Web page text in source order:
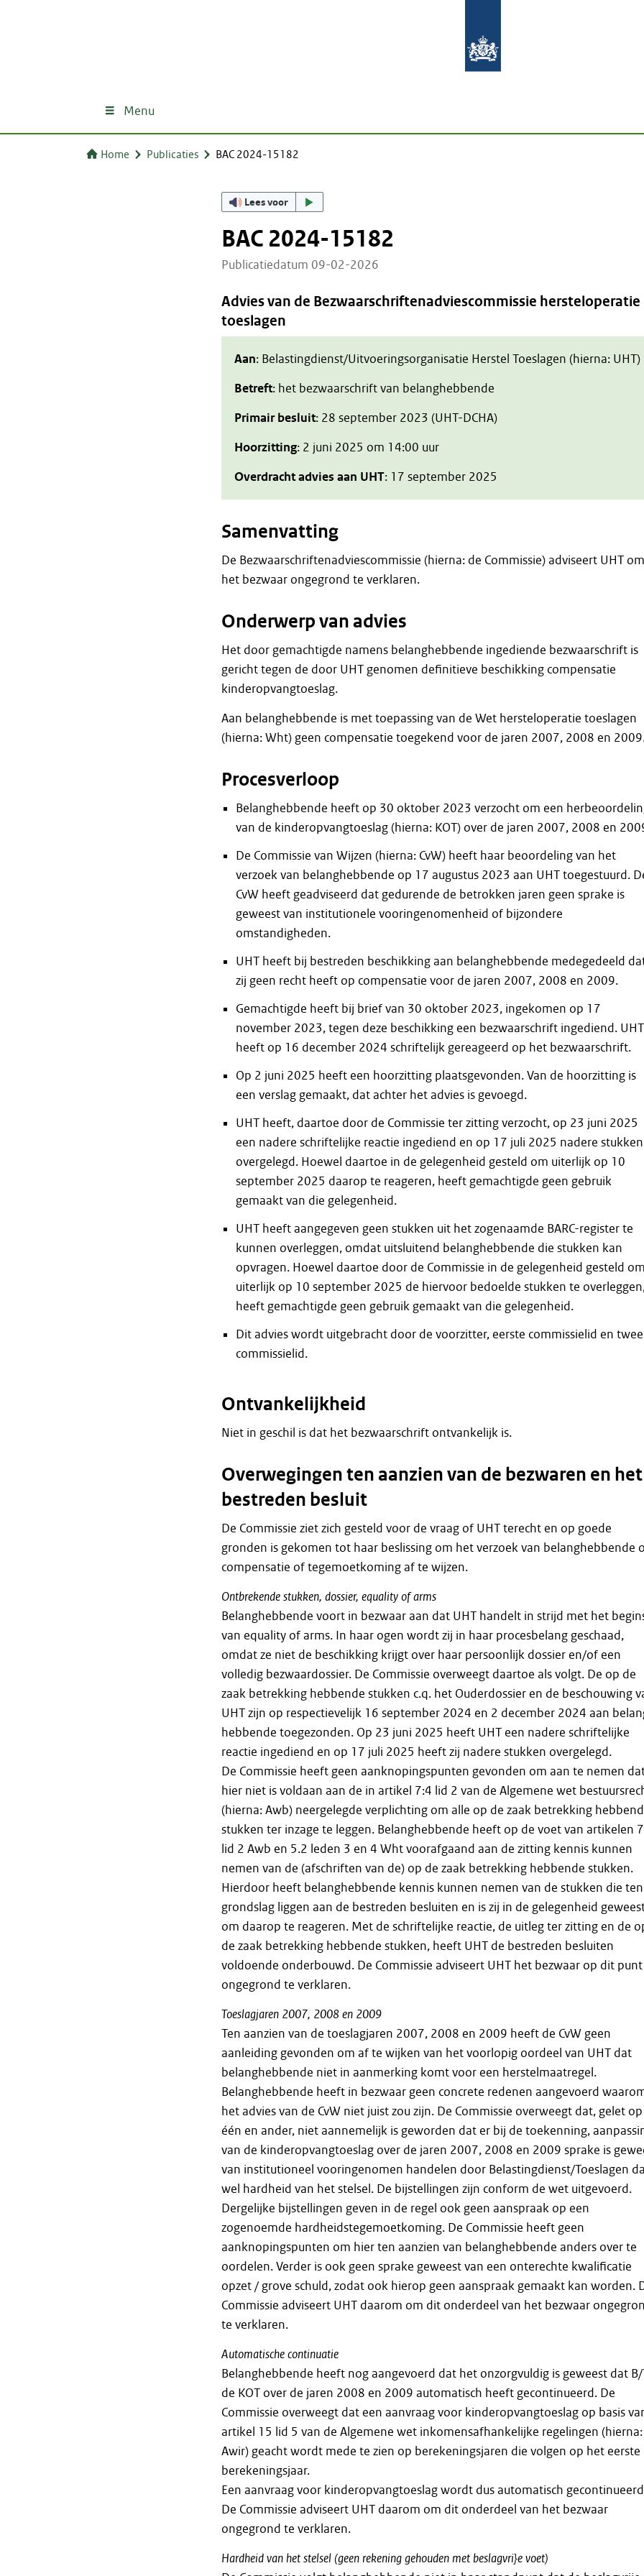
Menu
Home Publicaties BAC 2024-15182
Lees voor
BAC 2024-15182
Publicatiedatum 09-02-2026
Advies van de Bezwaarschriftenadviescommissie hersteloperatie
toeslagen
Aan: Belastingdienst/Uitvoeringsorganisatie Herstel Toeslagen (hierna: UHT)
Betreft: het bezwaarschrift van belanghebbende
Primair besluit: 28 september 2023 (UHT-DCHA)
Hoorzitting: 2 juni 2025 om 14:00 uur
Overdracht advies aan UHT: 17 september 2025
Samenvatting
De Bezwaarschriftenadviescommissie (hierna: de Commissie) adviseert UHT om
het bezwaar ongegrond te verklaren.
Onderwerp van advies
Het door gemachtigde namens belanghebbende ingediende bezwaarschrift is
gericht tegen de door UHT genomen definitieve beschikking compensatie
kinderopvangtoeslag.
Aan belanghebbende is met toepassing van de Wet hersteloperatie toeslagen
(hierna: Wht) geen compensatie toegekend voor de jaren 2007, 2008 en
Procesverloop
Belanghebbende heeft op 30 oktober 2023 verzocht om een
van de kinderopvangtoeslag (hierna: KOT) over de jaren 2007, 2008 en
De Commissie van Wijzen (hierna: CvW) heeft haar beoordeling van het
verzoek van belanghebbende op 17 augustus 2023 aan UHT toegestuurd.
CvW heeft geadviseerd dat gedurende de betrokken jaren geen sprake is
geweest van institutionele vooringenomenheid of bijzondere
omstandigheden.
UHT heeft bij bestreden beschikking aan belanghebbende medegedeeld
zij geen recht heeft op compensatie voor de jaren 2007, 2008 en 2009.
Gemachtigde heeft bij brief van 30 oktober 2023, ingekomen op 17
november 2023, tegen deze beschikking een bezwaarschrift ingediend. UHT
heeft op 16 december 2024 schriftelijk gereageerd op het bezwaarschrift.
Op 2 juni 2025 heeft een hoorzitting plaatsgevonden. Van de hoorzitting is
een verslag gemaakt, dat achter het advies is gevoegd.
UHT heeft, daartoe door de Commissie ter zitting verzocht, op 23 juni 2025
een nadere schriftelijke reactie ingediend en op 17 juli 2025 nadere stukken
overgelegd. Hoewel daartoe in de gelegenheid gesteld om uiterlijk op 10
september 2025 daarop te reageren, heeft gemachtigde geen gebruik
gemaakt van die gelegenheid.
UHT heeft aangegeven geen stukken uit het zogenaamde BARC-register te
kunnen overleggen, omdat uitsluitend belanghebbende die stukken kan
opvragen. Hoewel daartoe door de Commissie in de gelegenheid gesteld om
uiterlijk op 10 september 2025 de hiervoor bedoelde stukken te
heeft gemachtigde geen gebruik gemaakt van die gelegenheid.
Dit advies wordt uitgebracht door de voorzitter, eerste commissielid en
commissielid.
Ontvankelijkheid
Niet in geschil is dat het bezwaarschrift ontvankelijk is.
Overwegingen ten aanzien van de bezwaren en het
bestreden besluit
De Commissie ziet zich gesteld voor de vraag of UHT terecht en op goede
gronden is gekomen tot haar beslissing om het verzoek van belanghebbende
compensatie of tegemoetkoming af te wijzen.
Ontbrekendestukken, dossier, equalityofarms
Belanghebbende voort in bezwaar aan dat UHT handelt in strijd met het
van equality of arms. In haar ogen wordt zij in haar procesbelang geschaad,
omdat ze niet de beschikking krijgt over haar persoonlijk dossier en/of een
volledig bezwaardossier. De Commissie overweegt daartoe als volgt. De op de
zaak betrekking hebbende stukken c.q. het Ouderdossier en de beschouwing
UHT zijn op respectievelijk 16 september 2024 en 2 december 2024 aan
hebbende toegezonden. Op 23 juni 2025 heeft UHT een nadere schriftelijke
reactie ingediend en op 17 juli 2025 heeft zij nadere stukken overgelegd.
De Commissie heeft geen aanknopingspunten gevonden om aan te nemen
hier niet is voldaan aan de in artikel 7:4 lid 2 van de Algemene wet
(hierna: Awb) neergelegde verplichting om alle op de zaak betrekking
stukken ter inzage te leggen. Belanghebbende heeft op de voet van artikelen
lid 2 Awb en 5.2 leden 3 en 4 Wht voorafgaand aan de zitting kennis kunnen
nemen van de (afschriften van de) op de zaak betrekking hebbende stukken.
Hierdoor heeft belanghebbende kennis kunnen nemen van de stukken die ten
grondslag liggen aan de bestreden besluiten en is zij in de gelegenheid
om daarop te reageren. Met de schriftelijke reactie, de uitleg ter zitting en de
de zaak betrekking hebbende stukken, heeft UHT de bestreden besluiten
voldoende onderbouwd. De Commissie adviseert UHT het bezwaar op dit punt
ongegrond te verklaren.
Toeslagjaren 2007, 2008en 2009
Ten aanzien van de toeslagjaren 2007, 2008 en 2009 heeft de CvW geen
aanleiding gevonden om af te wijken van het voorlopig oordeel van UHT dat
belanghebbende niet in aanmerking komt voor een herstelmaatregel.
Belanghebbende heeft in bezwaar geen concrete redenen aangevoerd
het advies van de CvW niet juist zou zijn. De Commissie overweegt dat, gelet op
één en ander, niet aannemelijk is geworden dat er bij de toekenning,
van de kinderopvangtoeslag over de jaren 2007, 2008 en 2009 sprake is
van institutioneel vooringenomen handelen door Belastingdienst/Toeslagen
wel hardheid van het stelsel. De bijstellingen zijn conform de wet uitgevoerd.
Dergelijke bijstellingen geven in de regel ook geen aanspraak op een
zogenoemde hardheidstegemoetkoming. De Commissie heeft geen
aanknopingspunten om hier ten aanzien van belanghebbende anders over te
oordelen. Verder is ook geen sprake geweest van een onterechte kwalificatie
opzet / grove schuld, zodat ook hierop geen aanspraak gemaakt kan worden.
Commissie adviseert UHT daarom om dit onderdeel van het bezwaar
te verklaren.
Automatischecontinuatie
Belanghebbende heeft nog aangevoerd dat het onzorgvuldig is geweest dat
de KOT over de jaren 2008 en 2009 automatisch heeft gecontinueerd. De
Commissie overweegt dat een aanvraag voor kinderopvangtoeslag op basis
artikel 15 lid 5 van de Algemene wet inkomensafhankelijke regelingen (hierna:
Awir) geacht wordt mede te zien op berekeningsjaren die volgen op het eerste
berekeningsjaar.
Een aanvraag voor kinderopvangtoeslag wordt dus automatisch
De Commissie adviseert UHT daarom om dit onderdeel van het bezwaar
ongegrond te verklaren.
Hardheidvanhetstelsel (geen rekeninggehoudenmetbeslagvri}evoet)